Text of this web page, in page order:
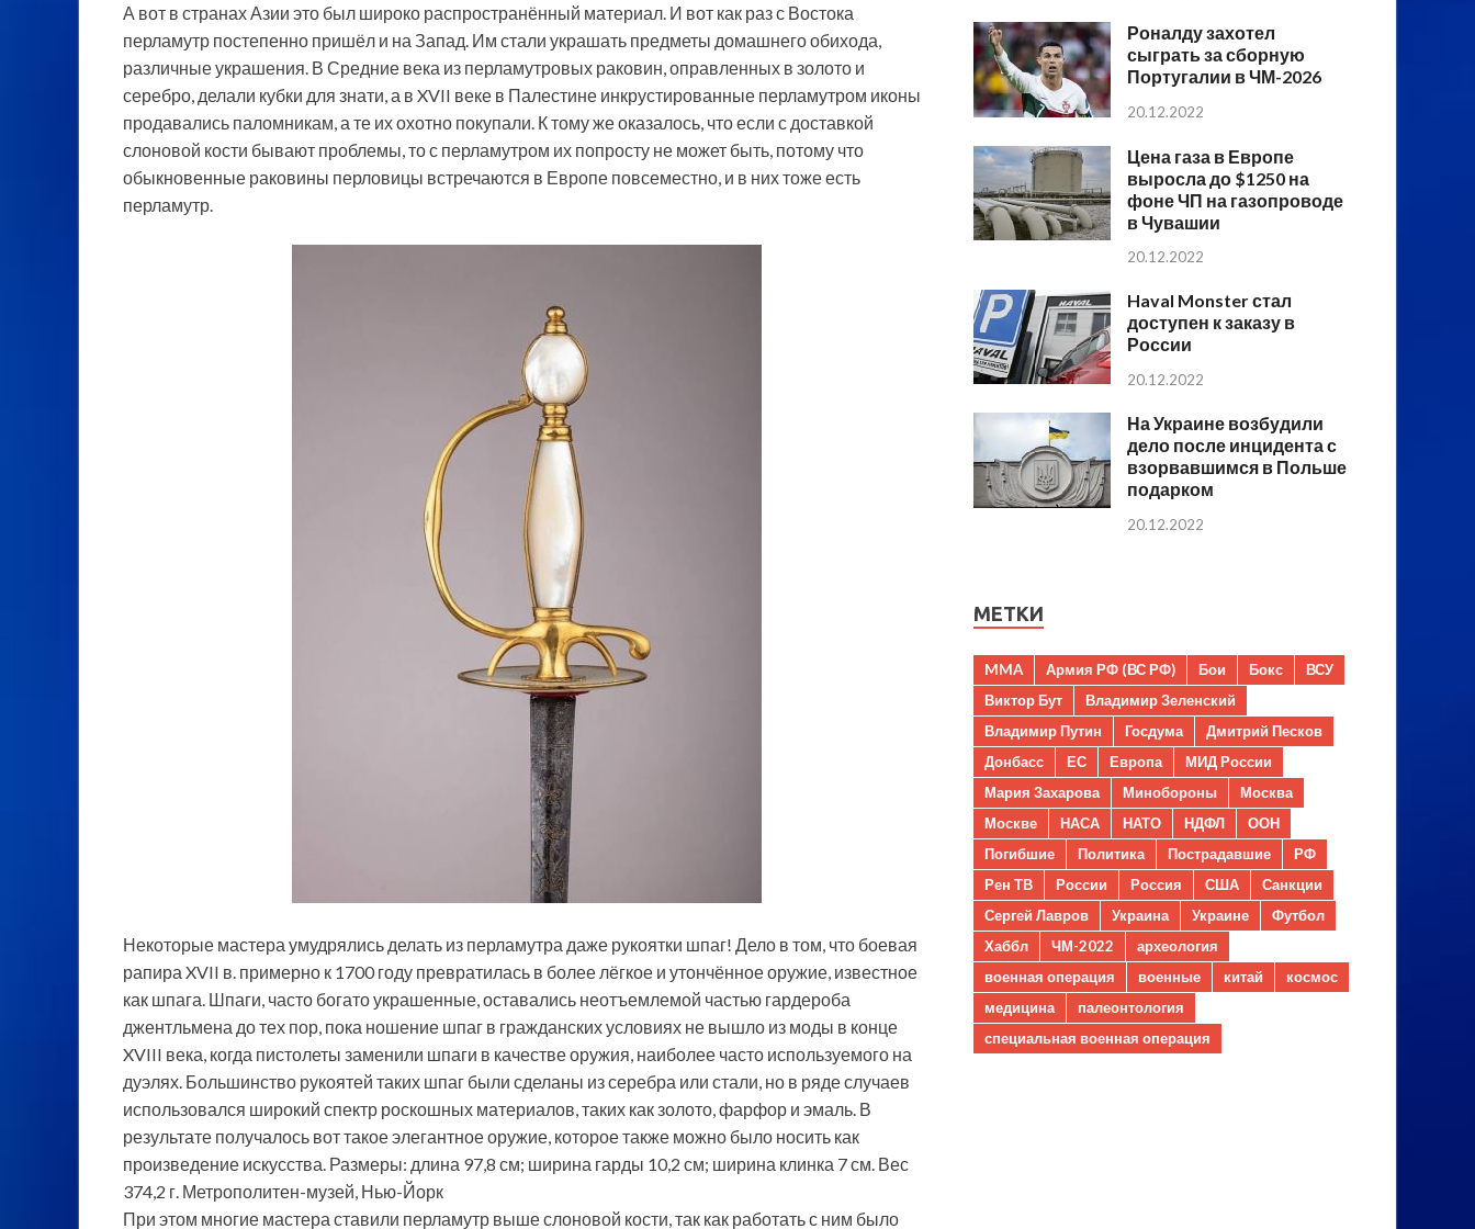
А вот в странах Азии это был широко распространённый материал. И вот как раз с Востока
перламутр постепенно пришёл и на Запад. Им стали украшать предметы домашнего обихода,
различные украшения. В Средние века из перламутровых раковин, оправленных в золото и
серебро, делали кубки для знати, а в XVII веке в Палестине инкрустированные перламутром иконы
продавались паломникам, а те их охотно покупали. К тому же оказалось, что если с доставкой
слоновой кости бывают проблемы, то с перламутром их попросту не может быть, потому что
обыкновенные раковины перловицы встречаются в Европе повсеместно, и в них тоже есть
перламутр.
Некоторые мастера умудрялись делать из перламутра даже рукоятки шпаг! Дело в том, что боевая
рапира XVII в. примерно к 1700 году превратилась в более лёгкое и утончённое оружие, известное
как шпага. Шпаги, часто богато украшенные, оставались неотъемлемой частью гардероба
джентльмена до тех пор, пока ношение шпаг в гражданских условиях не вышло из моды в конце
XVIII века, когда пистолеты заменили шпаги в качестве оружия, наиболее часто используемого на
дуэлях. Большинство рукоятей таких шпаг были сделаны из серебра или стали, но в ряде случаев
использовался широкий спектр роскошных материалов, таких как золото, фарфор и эмаль. В
результате получалось вот такое элегантное оружие, которое также можно было носить как
произведение искусства. Размеры: длина 97,8 см; ширина гарды 10,2 см; ширина клинка 7 см. Вес
374,2 г. Метрополитен-музей, Нью-Йорк
При этом многие мастера ставили перламутр выше слоновой кости, так как работать с ним было
Роналду захотел
сыграть за сборную
Португалии в ЧМ-2026
20.12.2022
Цена газа в Европе
выросла до $1250 на
фоне ЧП на газопроводе
в Чувашии
20.12.2022
Haval Monster стал
доступен к заказу в
России
20.12.2022
На Украине возбудили
дело после инцидента с
взорвавшимся в Польше
подарком
20.12.2022
МЕТКИ
MMA Армия РФ (ВС РФ) Бои Бокс
ВСУ
Виктор Бут
Владимир Зеленский
Владимир Путин
Госдума
Дмитрий Песков
Донбасс
ЕС Европа
МИД России
Мария Захарова
Минобороны
Москва
Москве
НАСА НАТО НДФЛ
ООН
Погибшие
Политика Пострадавшие
РФ
Рен ТВ
России Россия США
Санкции
Сергей Лавров
Украина Украине
Футбол
Хаббл
ЧМ-2022
археология
военная операция
военные китай
космос
медицина
палеонтология
специальная военная операция